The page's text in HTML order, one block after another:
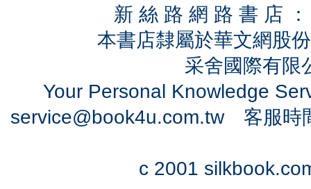
新 絲 路 網 路 書 店
本書店隸屬於華文網股
采舍國際有
Your Personal Knowledge
service@book4u.com.tw客服時
c 2001